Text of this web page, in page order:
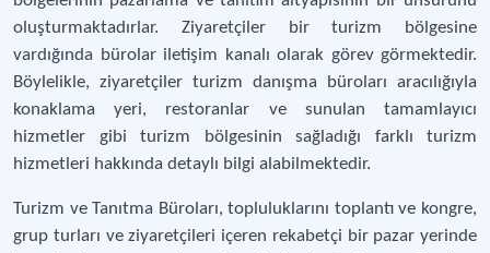
oluşturmaktadırlar. Ziyaretçiler bir turizm bölgesine
vardığında bürolar iletişim kanalı olarak görev görmektedir.
Böylelikle, ziyaretçiler turizm danışma büroları aracılığıyla
konaklama yeri, restoranlar ve sunulan tamamlayıcı
hizmetler gibi turizm bölgesinin sağladığı farklı turizm
hizmetleri hakkında detaylı bilgi alabilmektedir.
Turizm ve Tanıtma Büroları, topluluklarını toplantı ve kongre,
grup turları ve ziyaretçileri içeren rekabetçi bir pazar yerinde